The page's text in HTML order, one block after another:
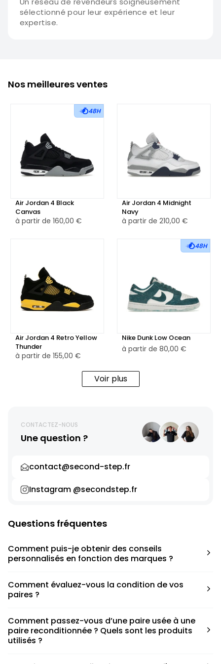
sélectionné pour leur expérience et leur
expertise.
Nos meilleures ventes
48H
Air Jordan 4 Black
Canvas
à partir de 160,00 €
Air Jordan 4 Midnight
Navy
à partir de 210,00 €
Air Jordan 4 Retro Yellow
Thunder
à partir de 155,00 €
48H
Nike Dunk Low Ocean
à partir de 80,00 €
Voir plus
CONTACTEZ-NOUS
Une question ?
contact@second-step.fr
Instagram @secondstep.fr
Questions fréquentes
Comment puis-je obtenir des conseils
personnalisés en fonction des marques ?
pour déterminer la taille appropriée, que ce soit une taille
en dessous, au-dessus ou correspondant à votre taille
Comment évaluez-vous la condition de vos
paires ?
défauts spécifiques de chaque paire.
Comment passez-vous d’une paire usée à une
paire reconditionnée ? Quels sont les produits
utilisés ?